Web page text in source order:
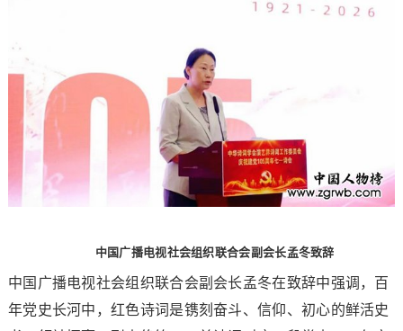
中国广播电视社会组织联合会副会长孟冬致辞
中国广播电视社会组织联合会副会长孟冬在致辞中强调，百
年党史长河中，红色诗词是镌刻奋斗、信仰、初心的鲜活史